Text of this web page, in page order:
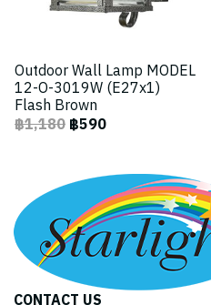
Outdoor Wall Lamp MODEL
12-O-3019W (E27x1)
Flash Brown
฿1,180฿590